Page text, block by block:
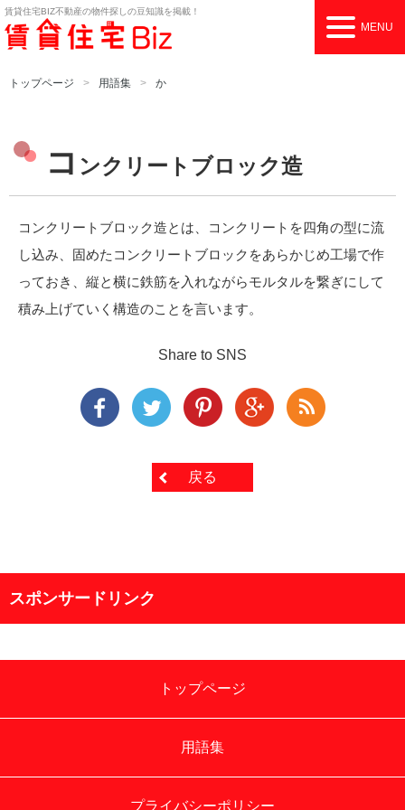
賃貸住宅BIZ不動産の物件探しの豆知識を掲載！
MENU
トップページ 用語集 か
コ ンクリートブロック造
コンクリートブロック造とは、コンクリートを四角の型に流
し込み、固めたコンクリートブロックをあらかじめ工場で作
っておき、縦と横に鉄筋を入れながらモルタルを繋ぎにして
積み上げていく構造のことを言います。
Share to SNS
戻る
スポンサードリンク
トップページ
用語集
プライバシーポリシー